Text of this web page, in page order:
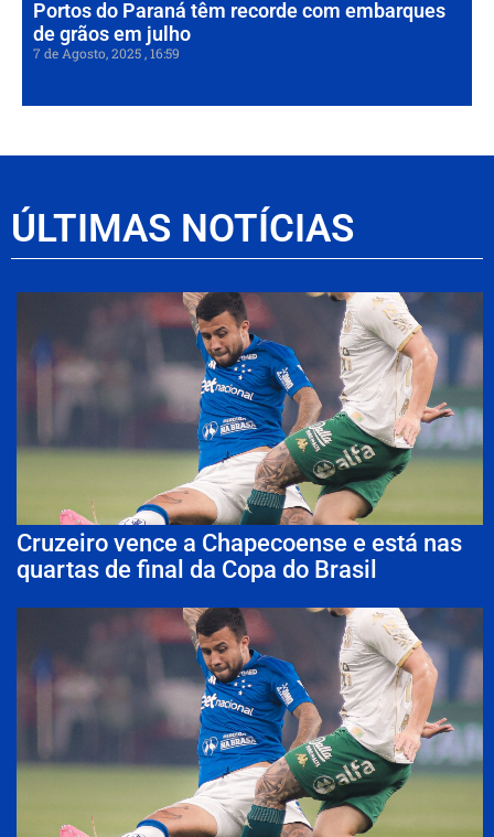
Portos do Paraná têm recorde com embarques
de grãos em julho
7 de Agosto, 2025 16:59
ÚLTIMAS NOTÍCIAS
Cruzeiro vence a Chapecoense e está nas
quartas de final da Copa do Brasil